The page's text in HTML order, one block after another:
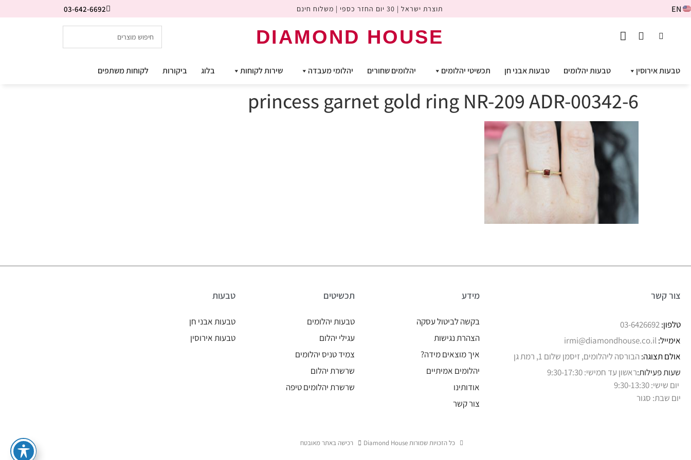
EN תוצרת ישראל | 30 יום החזר כספי | משלוח חינם 03-642-6692
DIAMOND HOUSE
טבעות אירוסין טבעות יהלומים טבעות אבני חן תכשיטי יהלומים יהלומים שחורים יהלומי מעבדה שירות לקוחות בלוג ביקורות לקוחות משתפים
princess garnet gold ring NR-209 ADR-00342-6
צור קשר
טלפון:03-6426692
אימייל:irmi@diamondhouse.co.il
אולם תצוגה: הבורסה ליהלומים, זיסמן שלום 1, רמת גן
שעות פעילות:ראשון עד חמישי: 9:30-17:30
יום שישי: 9:30-13:30
יום שבת: סגור
מידע
בקשה לביטול עסקה
הצהרת נגישות
איך מוצאים מידה?
יהלומים אמיתיים
אודותינו
צור קשר
תכשיטים
טבעות יהלומים
עגילי יהלום
צמיד טניס יהלומים
שרשרת יהלום
שרשרת יהלומים טיפה
טבעות
טבעות אבני חן
טבעות אירוסין
כל הזכויות שמורות Diamond House רכישה באתר מאובטח